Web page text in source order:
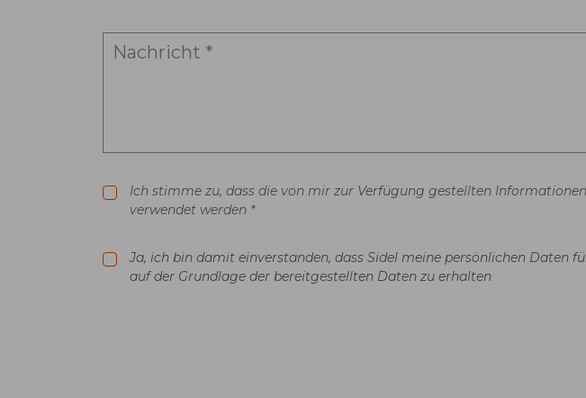
Ich stimme zu, dass die von mir zur Verfügung gestellten
verwendet werden *
Ja, ich bin damit einverstanden, dass Sidel meine persönlichen Daten
auf der Grundlage der bereitgestellten Daten zu erhalten